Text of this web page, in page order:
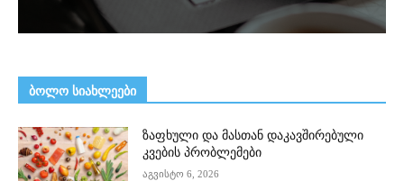
ᲑᲝᲚᲝ ᲡᲘᲐᲮᲚᲔᲔᲑᲘ
ზაფხული და მასთან დაკავშირებული
კვების პრობლემები
აგვისტო 6, 2026